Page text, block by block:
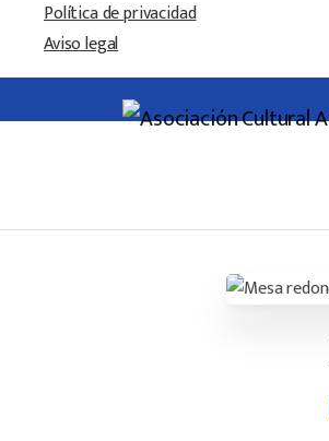
Política de privacidad
Aviso legal